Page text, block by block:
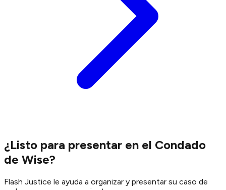
¿Listo para presentar en el Condado
de Wise?
Flash Justice le ayuda a organizar y presentar su caso de